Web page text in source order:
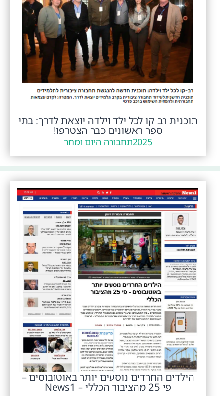
תוכנית רב קו לכל ילד וילדה יוצאת לדרך: בתי
ספר ראשונים כבר הצטרפו!
2025תחבורה היום ומחר
הילדים החרדים נוסעים יותר באוטובוסים –
פי 25 מהציבור הכללי – News1